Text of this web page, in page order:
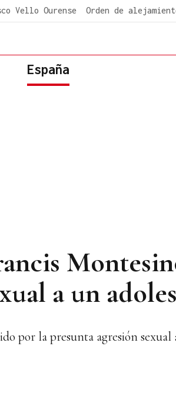
Vello Ourense Orden de
España
a un
por la presunta agresión